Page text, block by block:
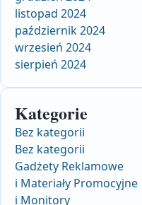
listopad 2024
październik 2024
wrzesień 2024
sierpień 2024
Kategorie
Bez kategorii
Bez kategorii
Gadżety Reklamowe
i Materiały Promocyjne
i Monitory